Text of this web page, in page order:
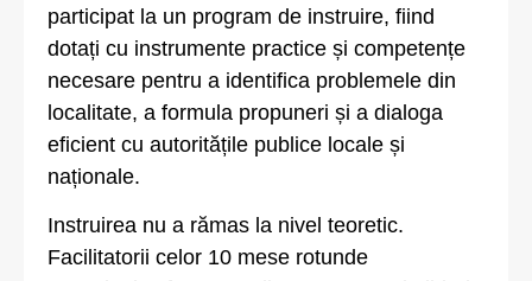
participat la un program de instruire, fiind
dotați cu instrumente practice și competențe
necesare pentru a identifica problemele din
localitate, a formula propuneri și a dialoga
eficient cu autoritățile publice locale și
naționale.
Instruirea nu a rămas la nivel teoretic.
Facilitatorii celor 10 mese rotunde